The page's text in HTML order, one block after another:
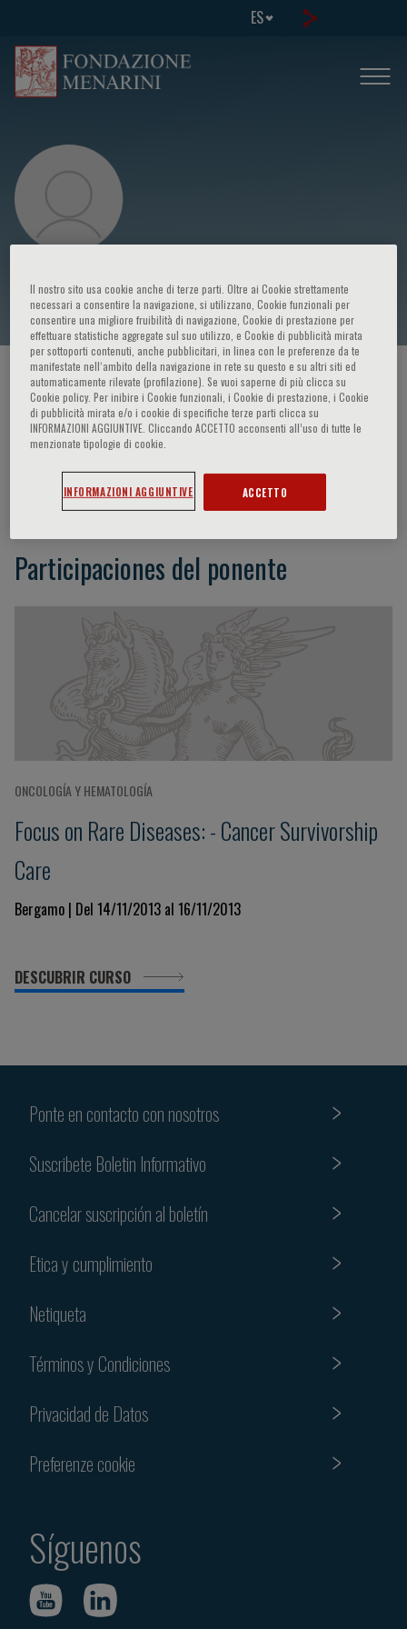
ES
Diana Greenfield
HOME PAGE / CURSOS Y EVENTOS / ORADOR
Diana Greenfield
Participaciones del ponente
ONCOLOGÍA Y HEMATOLOGÍA
Focus on Rare Diseases: - Cancer Survivorship
Care
Bergamo | Del 14/11/2013 al 16/11/2013
DESCUBRIR CURSO
Ponte en contacto con nosotros
Suscribete Boletin Informativo
Cancelar suscripción al boletín
Etica y cumplimiento
Netiqueta
Términos y Condiciones
Privacidad de Datos
Preferenze cookie
Síguenos
Il nostro sito usa cookie anche di terze parti. Oltre ai Cookie strettamente
necessari a consentire la navigazione, si utilizzano, Cookie funzionali per
consentire una migliore fruibilità di navigazione, Cookie di prestazione per
effettuare statistiche aggregate sul suo utilizzo, e Cookie di pubblicità mirata
per sottoporti contenuti, anche pubblicitari, in linea con le preferenze da te
manifestate nell‘ambito della navigazione in rete su questo e su altri siti ed
automaticamente rilevate (profilazione). Se vuoi saperne di più clicca su
Cookie policy. Per inibire i Cookie funzionali, i Cookie di prestazione, i Cookie
di pubblicità mirata e/o i cookie di specifiche terze parti clicca su
INFORMAZIONI AGGIUNTIVE. Cliccando ACCETTO acconsenti all’uso di tutte le
menzionate tipologie di cookie.
INFORMAZIONI AGGIUNTIVE ACCETTO